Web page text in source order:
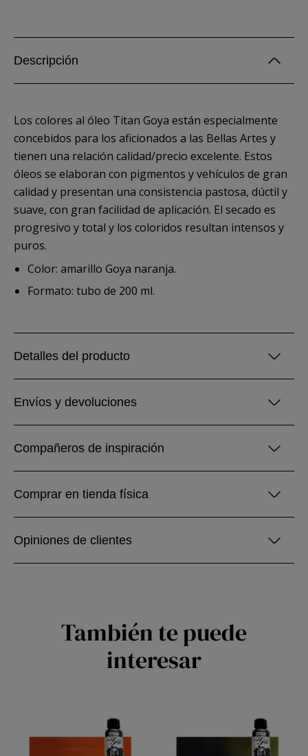
Descripción
Los colores al óleo Titan Goya están especialmente
concebidos para los aficionados a las Bellas Artes y
tienen una relación calidad/precio excelente. Estos
óleos se elaboran con pigmentos y vehículos de gran
calidad y presentan una consistencia pastosa, dúctil y
suave, con gran facilidad de aplicación. El secado es
progresivo y total y los coloridos resultan intensos y
puros.
Color: amarillo Goya naranja.
Formato: tubo de 200 ml.
Detalles del producto
Envíos y devoluciones
Compañeros de inspiración
Comprar en tienda física
Opiniones de clientes
También te puede
interesar